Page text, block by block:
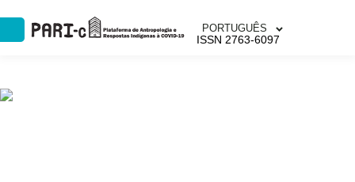
PORTUGUÊS
ISSN 2763-6097